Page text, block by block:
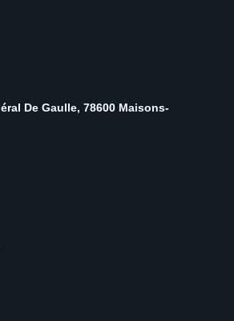
De Gaulle, 78600 Maisons-